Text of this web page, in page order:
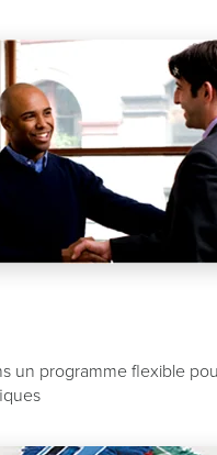
un programme flexible